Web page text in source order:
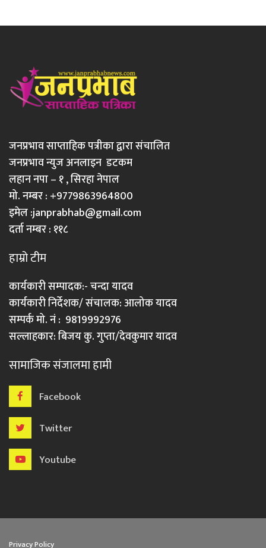
जनप्रभाव साप्ताहिक पत्रीका द्वारा संचालित
जनप्रभाव न्युज अनलाइन डटकम
लहान नपा – १ , सिरहा नेपाल
मो. नम्बर : +9779863964800
इमेल :janprabhab@gmail.com
दर्ता नम्बर : ११८
हाम्रो टीम
कार्यकारी सम्पादक:- चन्दा यादव
कार्यकारी निर्देशक/ संचालक: आलोक यादव
सम्पर्क मो. नं : 9819992976
सल्लाहकार: बिजय कु. गुप्ता/देवकुमार यादव
सामाजिक संजालमा हामी
Facebook
Twitter
Youtube
Privacy Policy